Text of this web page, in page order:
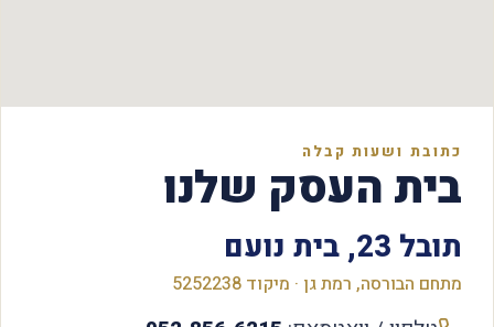
כתובת ושעות קבלה
בית העסק שלנו
תובל 23, בית נועם
מתחם הבורסה, רמת גן · מיקוד 5252238